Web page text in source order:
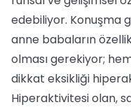
edebiliyor. Konuşma
anne babaların
olması gerekiyor;
dikkat eksikliği
Hiperaktivitesi olan,